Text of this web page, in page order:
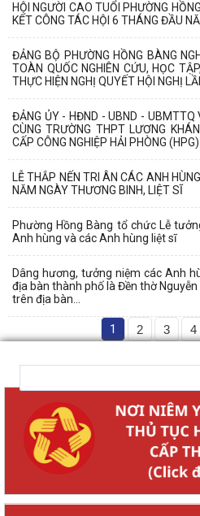
HỘI NGƯỜI CAO TUỔI PHƯỜNG
KẾT CÔNG TÁC HỘI 6 THÁNG ĐẦU
ĐẢNG BỘ PHƯỜNG HỒNG BÀNG
TOÀN QUỐC NGHIÊN CỨU, HỌC
THỰC HIỆN NGHỊ QUYẾT HỘI NGHỊ
ĐẢNG ỦY - HĐND - UBND - UBMTTQ
CÙNG TRƯỜNG THPT LƯƠNG
CẤP CÔNG NGHIỆP HẢI PHÒNG
LỄ THẮP NẾN TRI ÂN CÁC ANH
NĂM NGÀY THƯƠNG BINH, LIỆT SĨ
Phường Hồng Bàng tổ chức Lễ
Anh hùng và các Anh hùng liệt sĩ
Dâng hương, tưởng niệm các Anh
địa bàn thành phố là Đền thờ
trên địa bàn...
1 2 3 4